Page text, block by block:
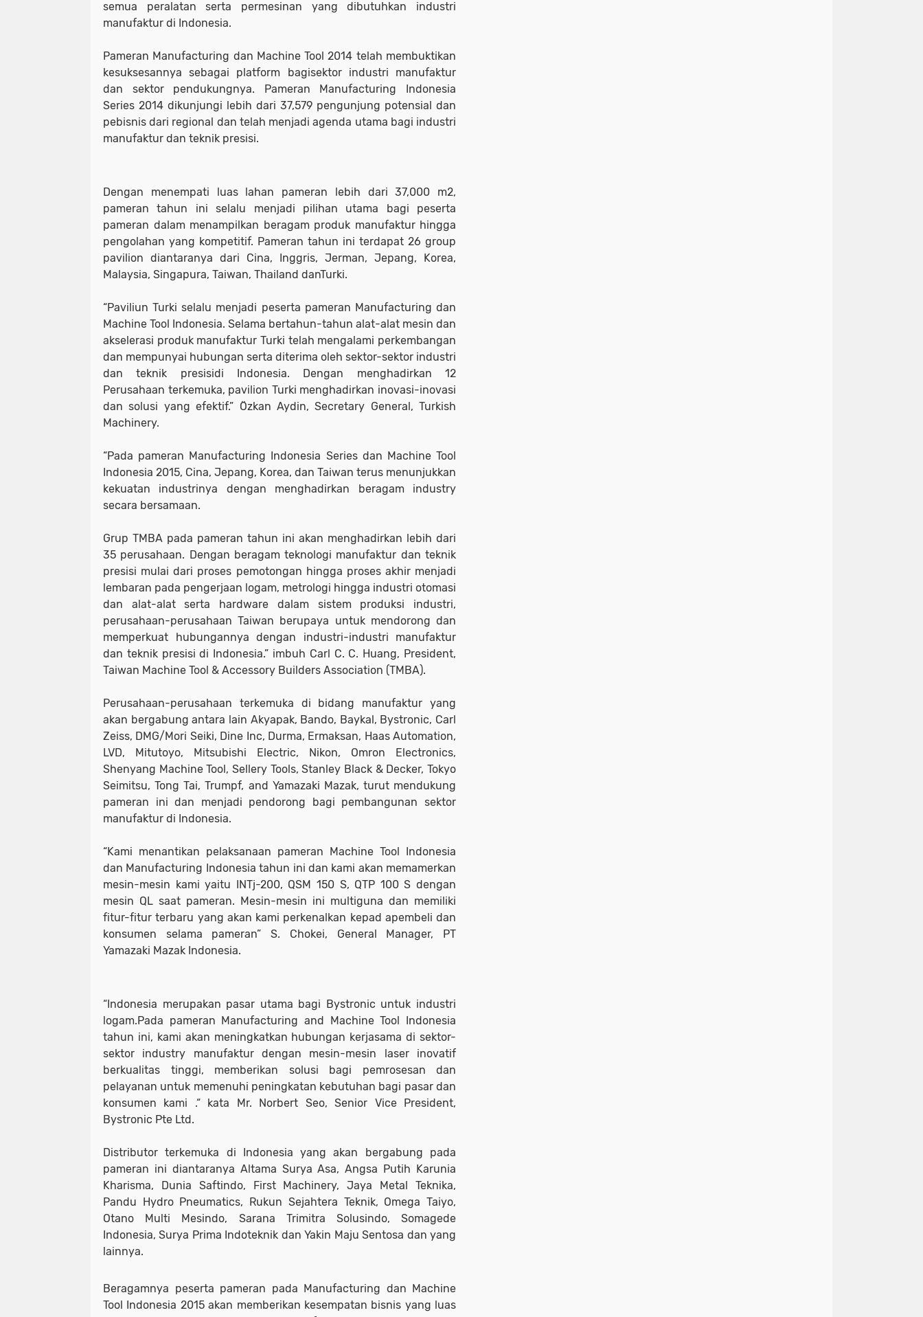
semua peralatan serta permesinan yang dibutuhkan industri
manufaktur di Indonesia.
Pameran Manufacturing dan Machine Tool 2014 telah membuktikan
kesuksesannya sebagai platform bagisektor industri manufaktur
dan sektor pendukungnya. Pameran Manufacturing Indonesia
Series 2014 dikunjungi lebih dari 37,579 pengunjung potensial dan
pebisnis dari regional dan telah menjadi agenda utama bagi industri
manufaktur dan teknik presisi.
Dengan menempati luas lahan pameran lebih dari 37,000 m2,
pameran tahun ini selalu menjadi pilihan utama bagi peserta
pameran dalam menampilkan beragam produk manufaktur hingga
pengolahan yang kompetitif. Pameran tahun ini terdapat 26 group
pavilion diantaranya dari Cina, Inggris, Jerman, Jepang, Korea,
Malaysia, Singapura, Taiwan, Thailand danTurki.
“Paviliun Turki selalu menjadi peserta pameran Manufacturing dan
Machine Tool Indonesia. Selama bertahun-tahun alat-alat mesin dan
akselerasi produk manufaktur Turki telah mengalami perkembangan
dan mempunyai hubungan serta diterima oleh sektor-sektor industri
dan teknik presisidi Indonesia. Dengan menghadirkan 12
Perusahaan terkemuka, pavilion Turki menghadirkan inovasi-inovasi
dan solusi yang efektif.” Özkan Aydin, Secretary General, Turkish
Machinery.
“Pada pameran Manufacturing Indonesia Series dan Machine Tool
Indonesia 2015, Cina, Jepang, Korea, dan Taiwan terus menunjukkan
kekuatan industrinya dengan menghadirkan beragam industry
secara bersamaan.
Grup TMBA pada pameran tahun ini akan menghadirkan lebih dari
35 perusahaan. Dengan beragam teknologi manufaktur dan teknik
presisi mulai dari proses pemotongan hingga proses akhir menjadi
lembaran pada pengerjaan logam, metrologi hingga industri otomasi
dan alat-alat serta hardware dalam sistem produksi industri,
perusahaan-perusahaan Taiwan berupaya untuk mendorong dan
memperkuat hubungannya dengan industri-industri manufaktur
dan teknik presisi di Indonesia.” imbuh Carl C. C. Huang, President,
Taiwan Machine Tool & Accessory Builders Association (TMBA).
Perusahaan-perusahaan terkemuka di bidang manufaktur yang
akan bergabung antara lain Akyapak, Bando, Baykal, Bystronic, Carl
Zeiss, DMG/Mori Seiki, Dine Inc, Durma, Ermaksan, Haas Automation,
LVD, Mitutoyo, Mitsubishi Electric, Nikon, Omron Electronics,
Shenyang Machine Tool, Sellery Tools, Stanley Black & Decker, Tokyo
Seimitsu, Tong Tai, Trumpf, and Yamazaki Mazak, turut mendukung
pameran ini dan menjadi pendorong bagi pembangunan sektor
manufaktur di Indonesia.
“Kami menantikan pelaksanaan pameran Machine Tool Indonesia
dan Manufacturing Indonesia tahun ini dan kami akan memamerkan
mesin-mesin kami yaitu INTj-200, QSM 150 S, QTP 100 S dengan
mesin QL saat pameran. Mesin-mesin ini multiguna dan memiliki
fitur-fitur terbaru yang akan kami perkenalkan kepad apembeli dan
konsumen selama pameran” S. Chokei, General Manager, PT
Yamazaki Mazak Indonesia.
“Indonesia merupakan pasar utama bagi Bystronic untuk industri
logam.Pada pameran Manufacturing and Machine Tool Indonesia
tahun ini, kami akan meningkatkan hubungan kerjasama di sektor-
sektor industry manufaktur dengan mesin-mesin laser inovatif
berkualitas tinggi, memberikan solusi bagi pemrosesan dan
pelayanan untuk memenuhi peningkatan kebutuhan bagi pasar dan
konsumen kami .“ kata Mr. Norbert Seo, Senior Vice President,
Bystronic Pte Ltd.
Distributor terkemuka di Indonesia yang akan bergabung pada
pameran ini diantaranya Altama Surya Asa, Angsa Putih Karunia
Kharisma, Dunia Saftindo, First Machinery, Jaya Metal Teknika,
Pandu Hydro Pneumatics, Rukun Sejahtera Teknik, Omega Taiyo,
Otano Multi Mesindo, Sarana Trimitra Solusindo, Somagede
Indonesia, Surya Prima Indoteknik dan Yakin Maju Sentosa dan yang
lainnya.
Beragamnya peserta pameran pada Manufacturing dan Machine
Tool Indonesia 2015 akan memberikan kesempatan bisnis yang luas